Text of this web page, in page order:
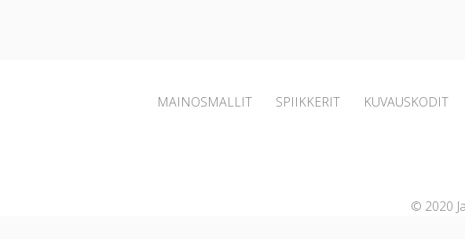
MAINOSMALLIT SPIIKKERIT KUVAUSKODIT
© 2020